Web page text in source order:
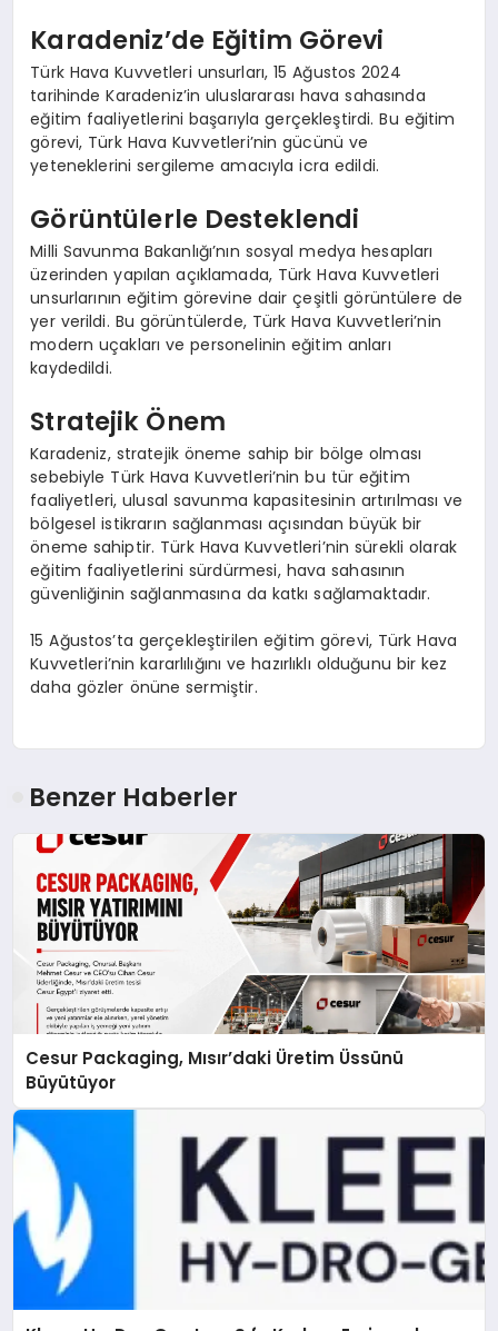
Karadeniz’de Eğitim Görevi
Türk Hava Kuvvetleri unsurları, 15 Ağustos 2024
tarihinde Karadeniz’in uluslararası hava sahasında
eğitim faaliyetlerini başarıyla gerçekleştirdi. Bu eğitim
görevi, Türk Hava Kuvvetleri’nin gücünü ve
yeteneklerini sergileme amacıyla icra edildi.
Görüntülerle Desteklendi
Milli Savunma Bakanlığı’nın sosyal medya hesapları
üzerinden yapılan açıklamada, Türk Hava Kuvvetleri
unsurlarının eğitim görevine dair çeşitli görüntülere de
yer verildi. Bu görüntülerde, Türk Hava Kuvvetleri’nin
modern uçakları ve personelinin eğitim anları
kaydedildi.
Stratejik Önem
Karadeniz, stratejik öneme sahip bir bölge olması
sebebiyle Türk Hava Kuvvetleri’nin bu tür eğitim
faaliyetleri, ulusal savunma kapasitesinin artırılması ve
bölgesel istikrarın sağlanması açısından büyük bir
öneme sahiptir. Türk Hava Kuvvetleri’nin sürekli olarak
eğitim faaliyetlerini sürdürmesi, hava sahasının
güvenliğinin sağlanmasına da katkı sağlamaktadır.
15 Ağustos’ta gerçekleştirilen eğitim görevi, Türk Hava
Kuvvetleri’nin kararlılığını ve hazırlıklı olduğunu bir kez
daha gözler önüne sermiştir.
Benzer Haberler
Cesur Packaging, Mısır’daki Üretim Üssünü
Büyütüyor